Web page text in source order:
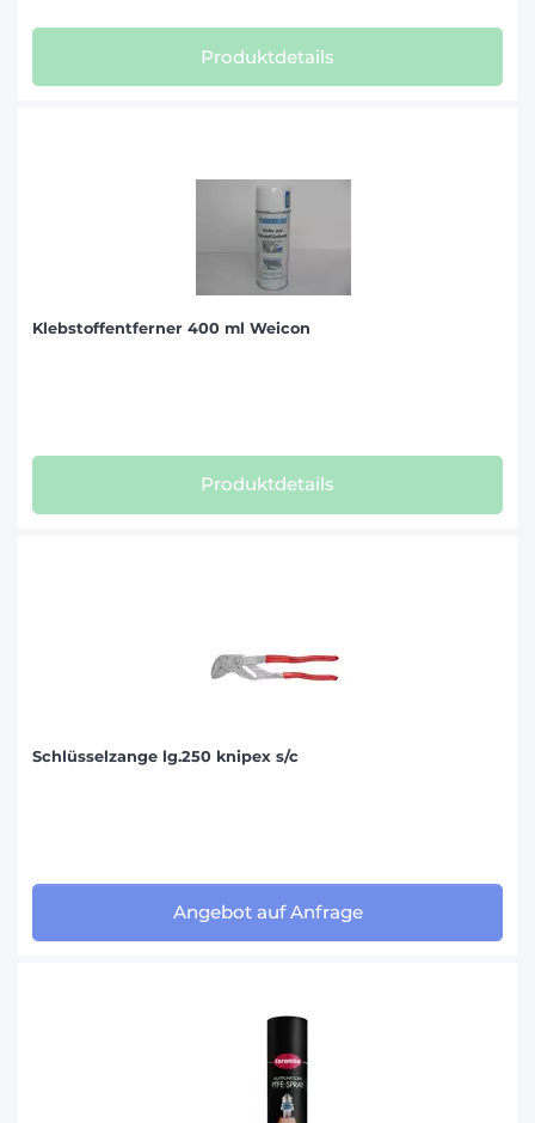
Produktdetails
Klebstoffentferner 400 ml Weicon
Produktdetails
Schlüsselzange lg.250 knipex s/c
Angebot auf Anfrage